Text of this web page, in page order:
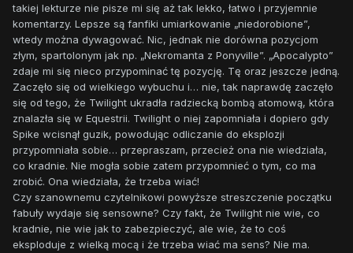
takiej lekturze nie pisze mi się aż tak lekko, łatwo i przyjemnie
komentarzy. Lepsze są fanfiki umiarkowanie „niedorobione”,
wtedy można dywagować. Nic, jednak nie dorówna pozycjom
złym, spartolonym jak np. „Nekromanta z Ponyville”. „Apocalypto”
zdaje mi się nieco przypominać tę pozycję. Tę oraz jeszcze jedną.
Zaczęło się od wielkiego wybuchu i… nie, tak naprawdę zaczęło
się od tego, że Twilight ukradła radziecką bombą atomową, która
znalazła się w Equestrii. Twilight o niej zapomniała i dopiero gdy
Spike wcisnął guzik, powodując odliczanie do eksplozji
przypomniała sobie… przepraszam, przecież ona nie wiedziała,
co kradnie. Nie mogła sobie zatem przypomnieć o tym, co ma
zrobić. Ona wiedziała, że trzeba wiać!
Czy szanownemu czytelnikowi powyższe streszczenie początku
fabuły wydaje się sensowne? Czy fakt, że Twilight nie wie, co
kradnie, nie wie jak to zabezpieczyć, ale wie, że to coś
eksploduje z wielką mocą i że trzeba wiać ma sens? Nie ma.